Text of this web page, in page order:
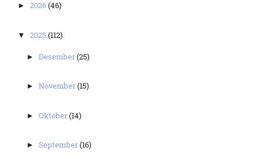
► 2026(46)
▼ 2025 (112)
►Desember(25)
►November(15)
►Oktober(14)
►September(16)